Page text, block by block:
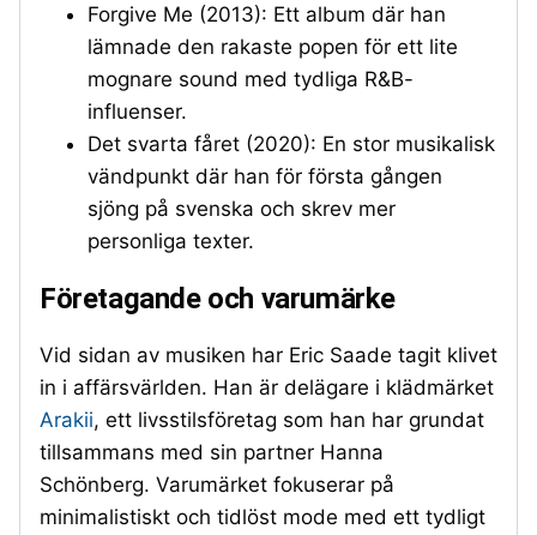
Forgive Me (2013): Ett album där han
lämnade den rakaste popen för ett lite
mognare sound med tydliga R&B-
influenser.
Det svarta fåret (2020): En stor musikalisk
vändpunkt där han för första gången
sjöng på svenska och skrev mer
personliga texter.
Företagande och varumärke
Vid sidan av musiken har Eric Saade tagit klivet
in i affärsvärlden. Han är delägare i klädmärket
Arakii, ett livsstilsföretag som han har grundat
tillsammans med sin partner Hanna
Schönberg. Varumärket fokuserar på
minimalistiskt och tidlöst mode med ett tydligt